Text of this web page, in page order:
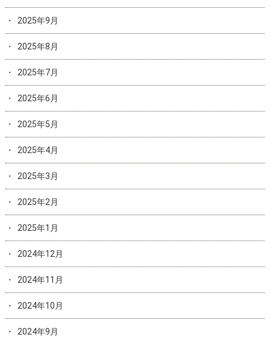
2025年9月
2025年8月
2025年7月
2025年6月
2025年5月
2025年4月
2025年3月
2025年2月
2025年1月
2024年12月
2024年11月
2024年10月
2024年9月